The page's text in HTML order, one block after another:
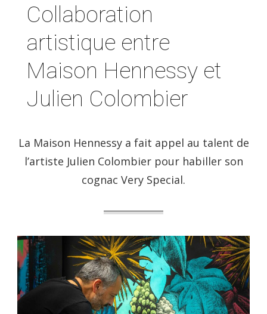
Collaboration
artistique entre
Maison Hennessy et
Julien Colombier
La Maison Hennessy a fait appel au talent de
l’artiste Julien Colombier pour habiller son
cognac Very Special.